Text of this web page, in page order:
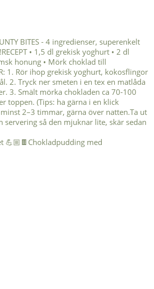
💪🏼🍫Chokladpudding med